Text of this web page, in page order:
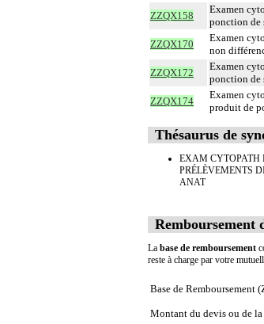
ZZQX158
Examen
ponction de
ZZQX170
Examen
non
ZZQX172
Examen
ponction de
ZZQX174
Examen
produit de
Thésaurus de
EXAM CYTOPATH
PRÉLÈVEMENTS
ANAT
Remboursement
La base de remboursement
reste à charge par votre
Base de Remboursement
Montant du devis ou de